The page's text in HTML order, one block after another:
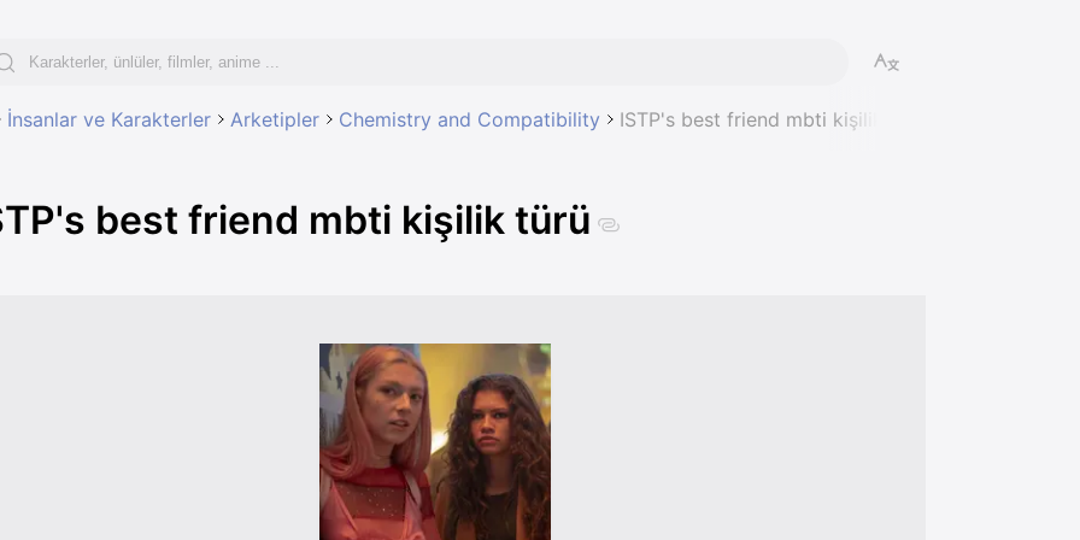
İnsanlar ve Karakterler Arketipler Chemistry and Compatibility ISTP's best friend mbti kişilik türü
best friend mbti kişilik türü